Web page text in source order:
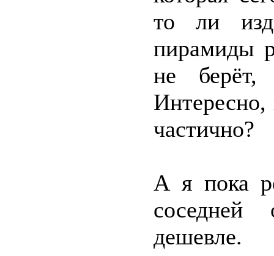
то ли
пирамиды
не
Интересно,
частично?
А я пока
дешевле.